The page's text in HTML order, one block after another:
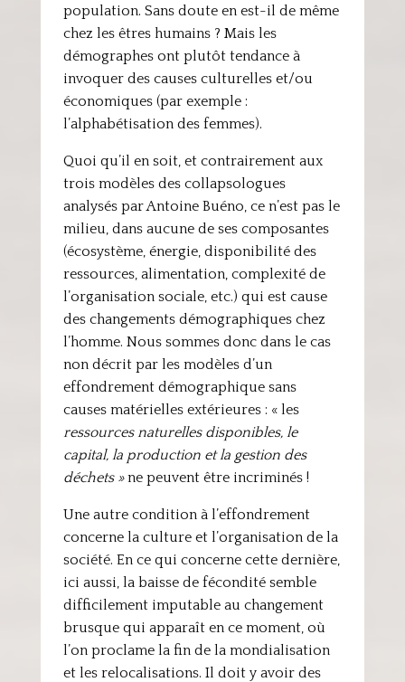
population. Sans doute en est-il de même
chez les êtres humains ? Mais les
démographes ont plutôt tendance à
invoquer des causes culturelles et/ou
économiques (par exemple :
l’alphabétisation des femmes).
Quoi qu’il en soit, et contrairement aux
trois modèles des collapsologues
analysés par Antoine Buéno, ce n’est pas le
milieu, dans aucune de ses composantes
(écosystème, énergie, disponibilité des
ressources, alimentation, complexité de
l’organisation sociale, etc.) qui est cause
des changements démographiques chez
l’homme. Nous sommes donc dans le cas
non décrit par les modèles d’un
effondrement démographique sans
causes matérielles extérieures : « les
ressources naturelles disponibles, le
capital, la production et la gestion des
déchets »ne peuvent être incriminés !
Une autre condition à l’effondrement
concerne la culture et l’organisation de la
société. En ce qui concerne cette dernière,
ici aussi, la baisse de fécondité semble
difficilement imputable au changement
brusque qui apparaît en ce moment, où
l’on proclame la fin de la mondialisation
et les relocalisations. Il doit y avoir des